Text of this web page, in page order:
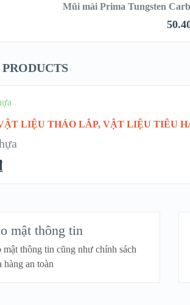
Mũi mài Prima Tungsten
LIỆU THÁO LẮP, VẬT LIỆU TIÊU
mật thông tin
mật thông tin cũng như chính sách
hàng an toàn